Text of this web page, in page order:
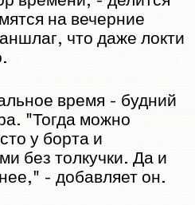
на вечерние
что даже локти
время - будний
"Тогда можно
у борта и
без толкучки. Да и
- добавляет он.